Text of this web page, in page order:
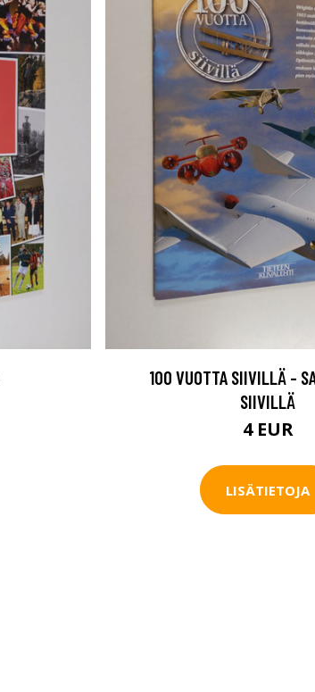
100 VUOTTA SIIVILLÄ -
SIIVILLÄ
4 EUR
LISÄTIETOJA